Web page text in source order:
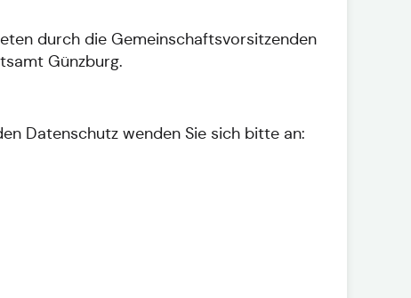
durch die Gemeinschaftsvorsitzenden
Günzburg.
Datenschutz wenden Sie sich bitte an: